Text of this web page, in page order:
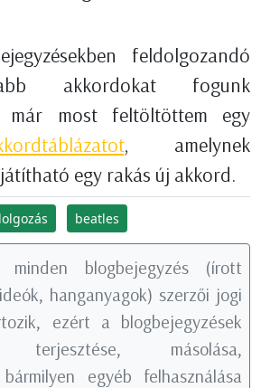
feldolgozandó
akkordokat fogunk
már most feltöltöttem egy
, amelynek
egy rakás új akkord.
beatles
minden blogbejegyzés (írott
hanganyagok) szerzői jogi
ezért a blogbejegyzések
terjesztése, másolása,
egyéb felhasználása